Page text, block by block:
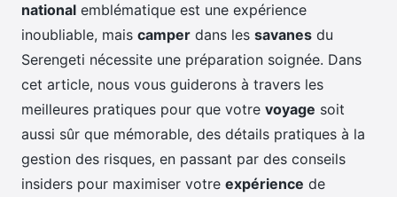
national emblématique est une expérience
inoubliable, mais camper dans les savanes du
Serengeti nécessite une préparation soignée. Dans
cet article, nous vous guiderons à travers les
meilleures pratiques pour que votre voyage soit
aussi sûr que mémorable, des détails pratiques à la
gestion des risques, en passant par des conseils
insiders pour maximiser votre expérience de